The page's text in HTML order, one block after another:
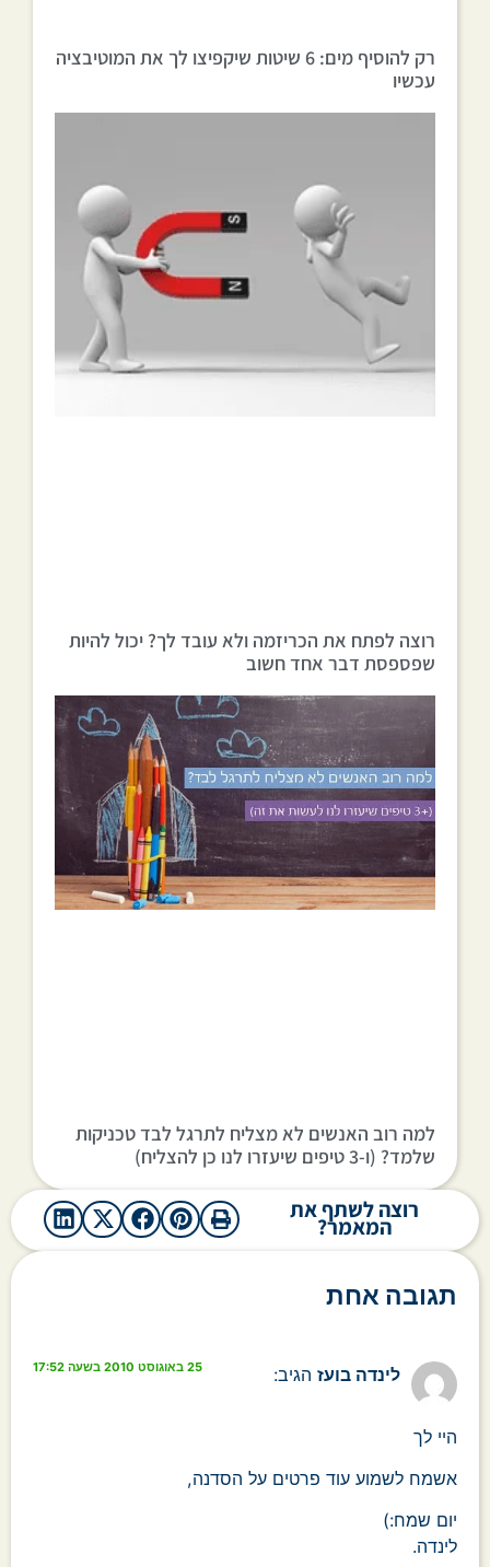
רק להוסיף מים: 6 שיטות שיקפיצו לך את המוטיבציה
עכשיו
רוצה לפתח את הכריזמה ולא עובד לך? יכול להיות
שפספסת דבר אחד חשוב
למה רוב האנשים לא מצליח לתרגל לבד טכניקות
שלמד? (ו-3 טיפים שיעזרו לנו כן להצליח)
רוצה לשתף את
המאמר?
תגובה אחת
לינדה בועז הגיב: 25 באוגוסט 2010 בשעה 17:52
היי לך
אשמח לשמוע עוד פרטים על הסדנה,
יום שמח:)
לינדה.